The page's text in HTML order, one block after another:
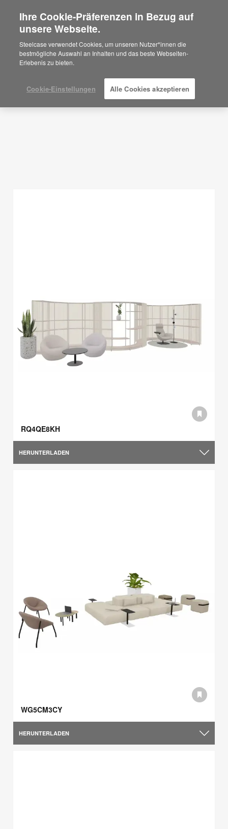
Are you in United States?
Would you like to see Products we sell in
your region?
Americas
Español
Planungsideen
RQ4QE8KH
HERUNTERLADEN
WG5CM3CY
HERUNTERLADEN
Ihre Cookie-Präferenzen in Bezug auf
unsere Webseite.
Steelcase verwendet Cookies, um unseren Nutzer*innen die
bestmögliche Auswahl an Inhalten und das beste Webseiten-
Erlebenis zu bieten.
Cookie-Einstellungen Alle Cookies akzeptieren